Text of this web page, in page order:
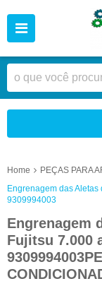
Home
PEÇAS PARA
Engrenagem das
9309994003
Engrenagem
Fujitsu 7.000